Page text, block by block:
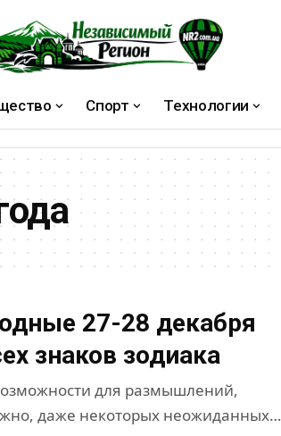
Спорт Технологии
27-28 декабря
знаков зодиака
для размышлений,
даже некоторых неожиданных…